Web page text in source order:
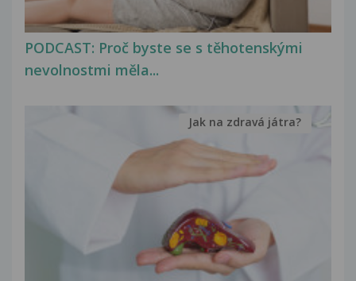
PODCAST: Proč byste se s těhotenskými
nevolnostmi měla...
Jak na zdravá játra?